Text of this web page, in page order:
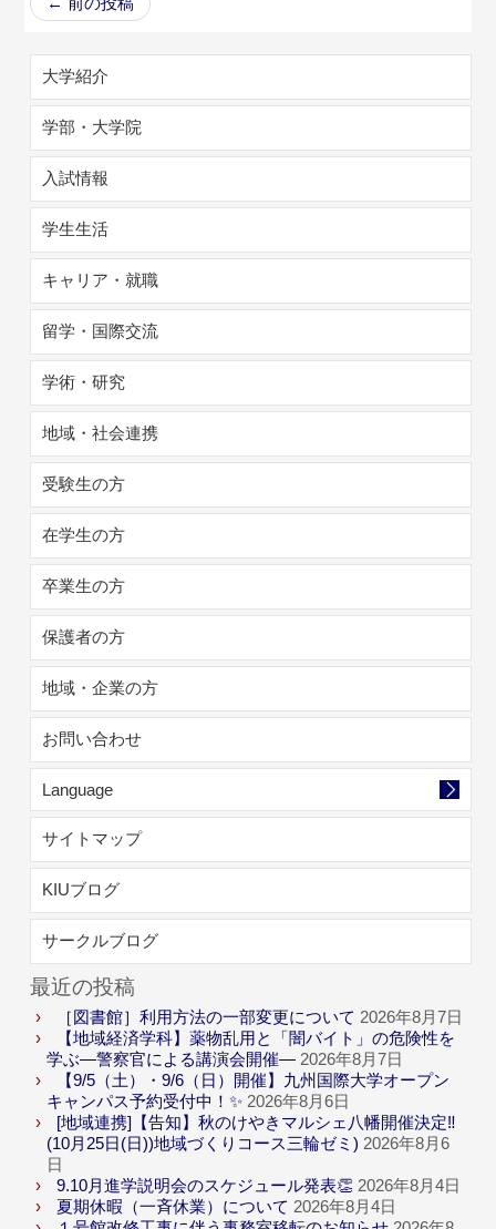
大学紹介
学部・大学院
入試情報
学生生活
キャリア・就職
留学・国際交流
学術・研究
地域・社会連携
受験生の方
在学生の方
卒業生の方
保護者の方
地域・企業の方
お問い合わせ
Language
サイトマップ
KIUブログ
サークルブログ
最近の投稿
［図書館］利用方法の一部変更について 2026年8月7日
【地域経済学科】薬物乱用と「闇バイト」の危険性を
学ぶ―警察官による講演会開催― 2026年8月7日
【9/5（土）・9/6（日）開催】九州国際大学オープン
キャンパス予約受付中！✨ 2026年8月6日
[地域連携]【告知】秋のけやきマルシェ八幡開催決定‼
(10月25日(日))地域づくりコース三輪ゼミ) 2026年8月6
日
9.10月進学説明会のスケジュール発表👏 2026年8月4日
夏期休暇（一斉休業）について 2026年8月4日